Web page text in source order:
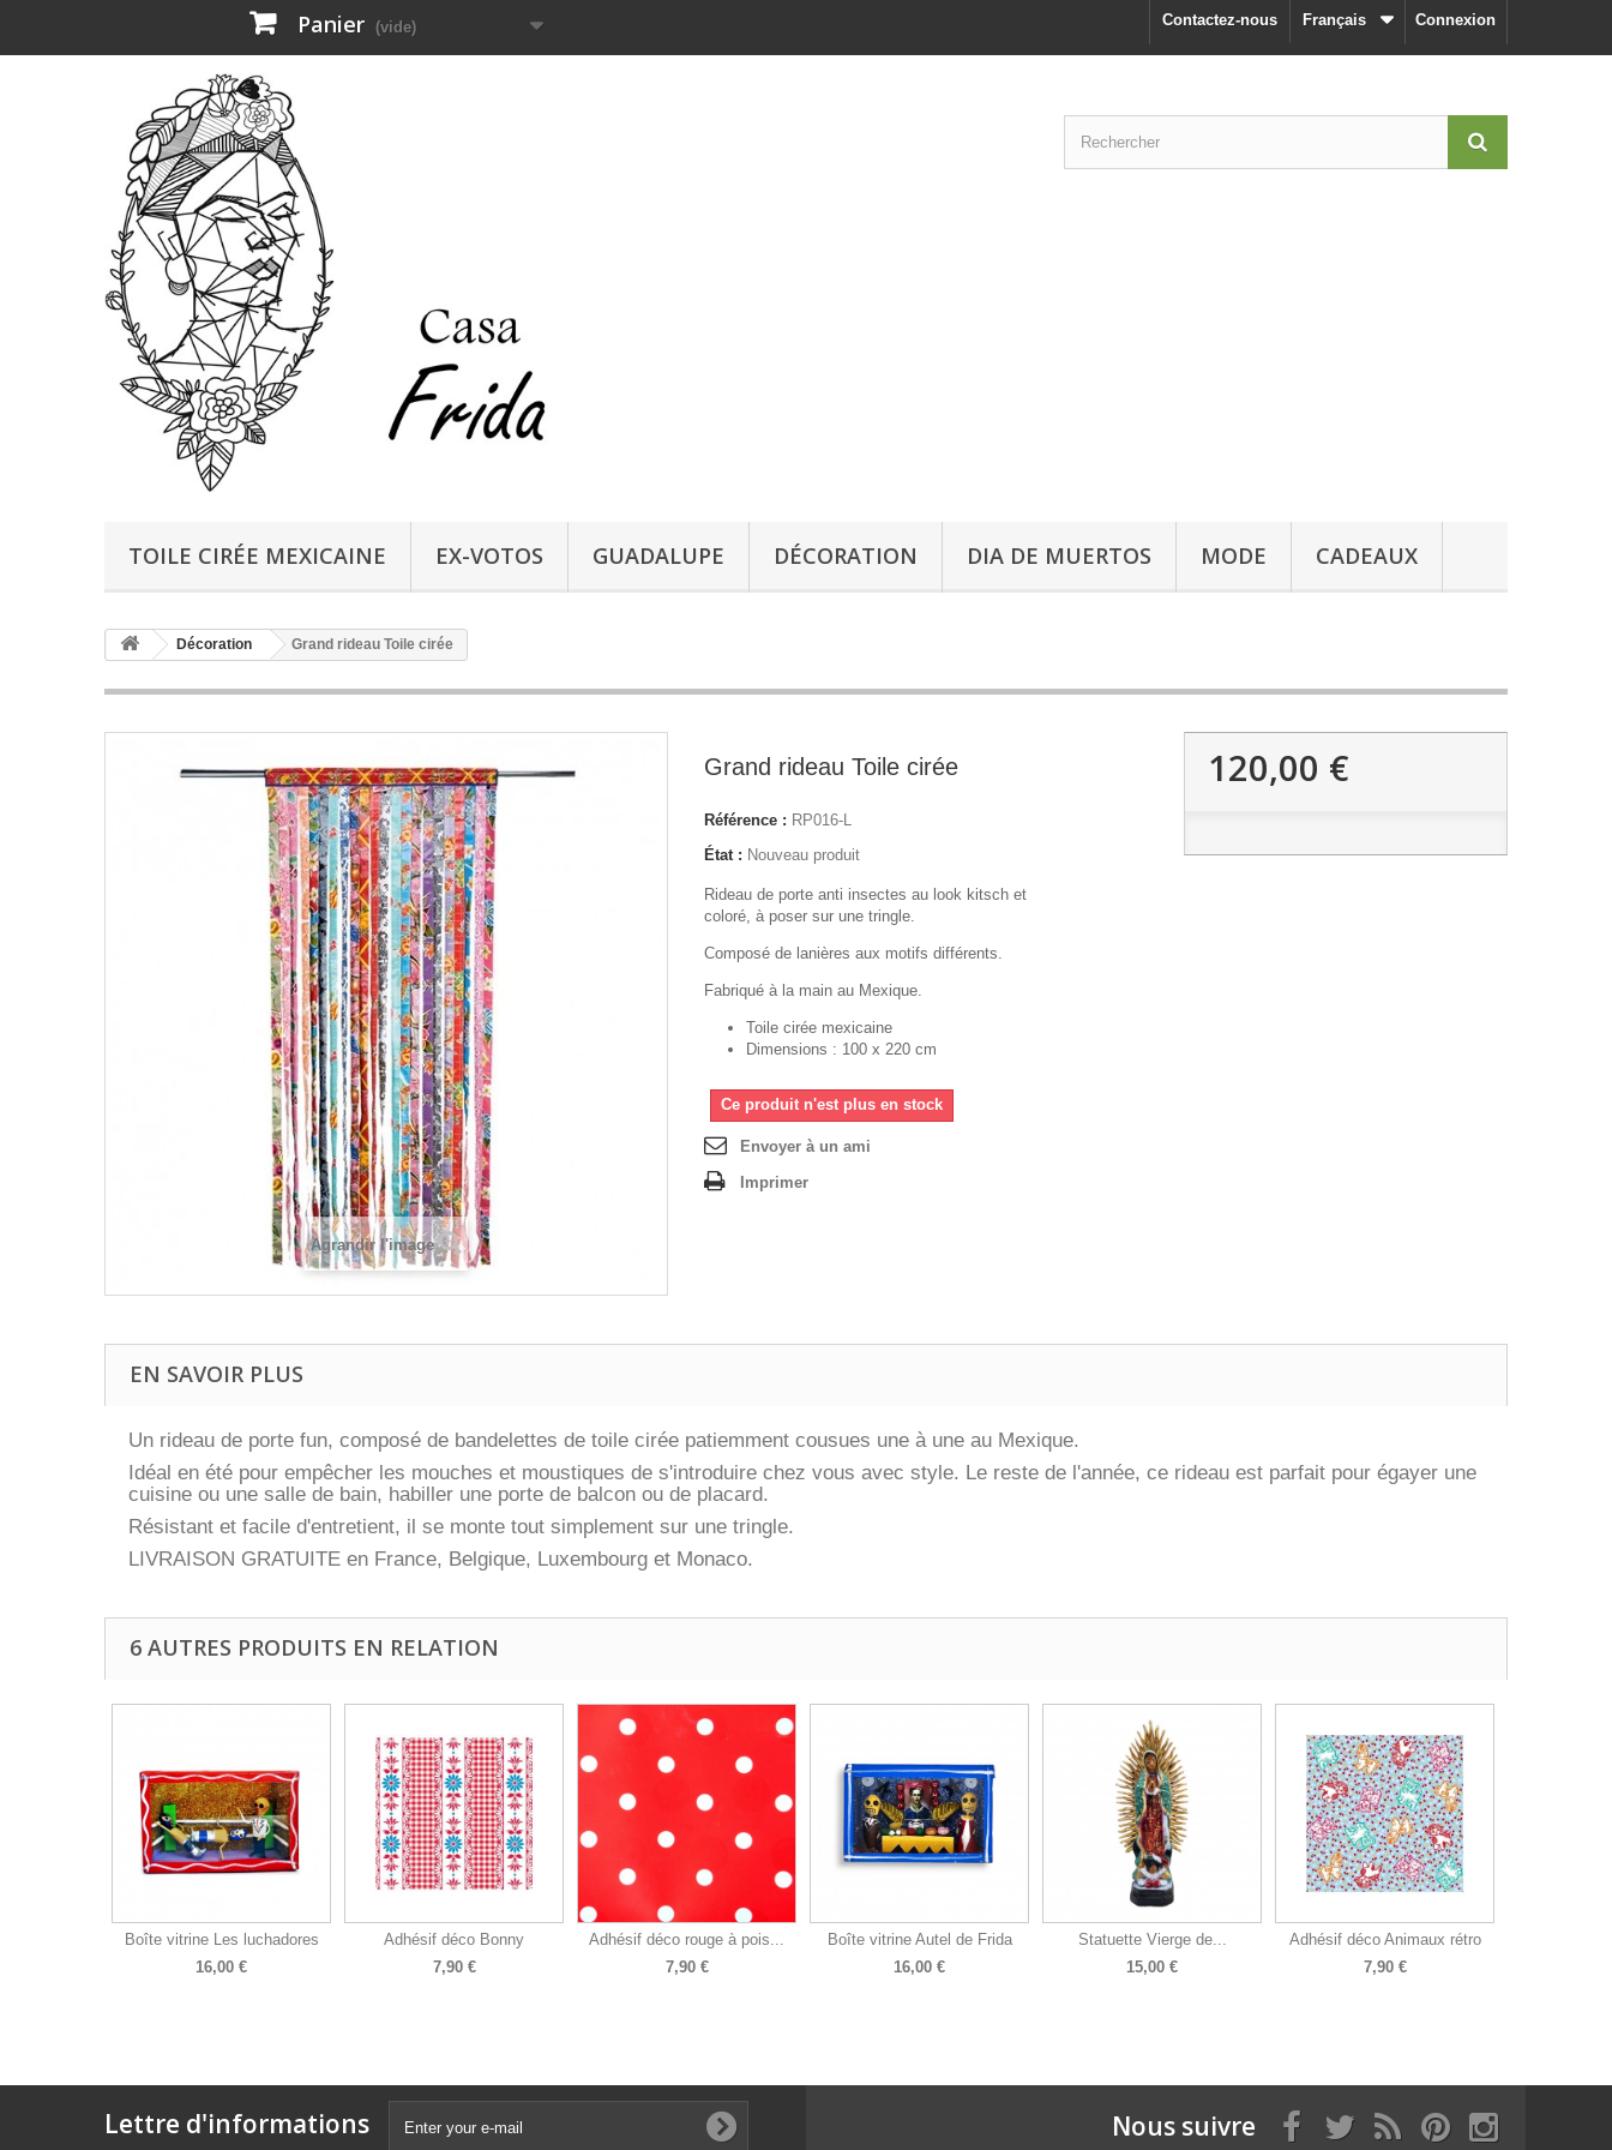
Connexion
Français
Contactez-nous
Panier (vide)
TOILE CIRÉE MEXICAINE EX-VOTOS GUADALUPE DÉCORATION DIA DE MUERTOS MODE CADEAUX
Décoration Grand rideau Toile cirée
Agrandir l'image
Grand rideau Toile cirée
Référence : RP016-L
État : Nouveau produit
Rideau de porte anti insectes au look kitsch et
coloré, à poser sur une tringle.
Composé de lanières aux motifs différents.
Fabriqué à la main au Mexique.
Toile cirée mexicaine
Dimensions : 100 x 220 cm
Ce produit n'est plus en stock
Envoyer à un ami
Imprimer
120,00 €
EN SAVOIR PLUS
Un rideau de porte fun, composé de bandelettes de toile cirée patiemment cousues une à une au Mexique.
Idéal en été pour empêcher les mouches et moustiques de s'introduire chez vous avec style. Le reste de l'année, ce rideau est parfait pour égayer une
cuisine ou une salle de bain, habiller une porte de balcon ou de placard.
Résistant et facile d'entretient, il se monte tout simplement sur une tringle.
LIVRAISON GRATUITE en France, Belgique, Luxembourg et Monaco.
6 AUTRES PRODUITS EN RELATION
Boîte vitrine Les luchadores
16,00 €
Adhésif déco Bonny
7,90 €
Adhésif déco rouge à pois...
7,90 €
Boîte vitrine Autel de Frida
16,00 €
Statuette Vierge de...
15,00 €
Adhésif déco Animaux rétro
7,90 €
Lettre d'informations Nous suivre